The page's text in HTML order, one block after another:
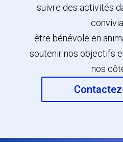
suivre des activités
être bénévole en
soutenir nos objectifs
nos